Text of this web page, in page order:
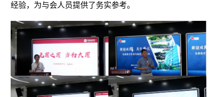
经验，为与会人员提供了务实参考。